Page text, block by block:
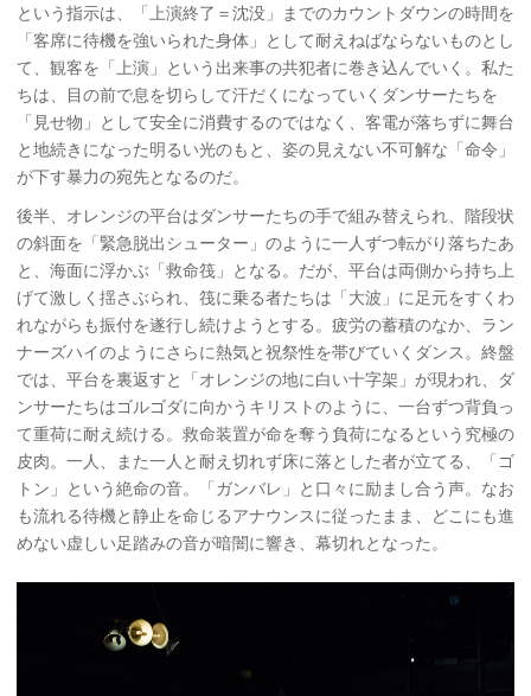
という指示は、「上演終了＝沈没」までのカウントダウンの時間を
「客席に待機を強いられた身体」として耐えねばならないものとし
て、観客を「上演」という出来事の共犯者に巻き込んでいく。私た
ちは、目の前で息を切らして汗だくになっていくダンサーたちを
「見せ物」として安全に消費するのではなく、客電が落ちずに舞台
と地続きになった明るい光のもと、姿の見えない不可解な「命令」
が下す暴力の宛先となるのだ。
後半、オレンジの平台はダンサーたちの手で組み替えられ、階段状
の斜面を「緊急脱出シューター」のように一人ずつ転がり落ちたあ
と、海面に浮かぶ「救命筏」となる。だが、平台は両側から持ち上
げて激しく揺さぶられ、筏に乗る者たちは「大波」に足元をすくわ
れながらも振付を遂行し続けようとする。疲労の蓄積のなか、ラン
ナーズハイのようにさらに熱気と祝祭性を帯びていくダンス。終盤
では、平台を裏返すと「オレンジの地に白い十字架」が現われ、ダ
ンサーたちはゴルゴダに向かうキリストのように、一台ずつ背負っ
て重荷に耐え続ける。救命装置が命を奪う負荷になるという究極の
皮肉。一人、また一人と耐え切れず床に落とした者が立てる、「ゴ
トン」という絶命の音。「ガンバレ」と口々に励まし合う声。なお
も流れる待機と静止を命じるアナウンスに従ったまま、どこにも進
めない虚しい足踏みの音が暗闇に響き、幕切れとなった。